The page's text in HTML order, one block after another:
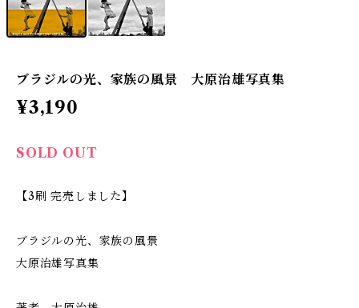
ブラジルの光、家族の風景 大原治雄写真集
¥3,190
SOLD OUT
【3刷 完売しました】
ブラジルの光、家族の風景
大原治雄写真集